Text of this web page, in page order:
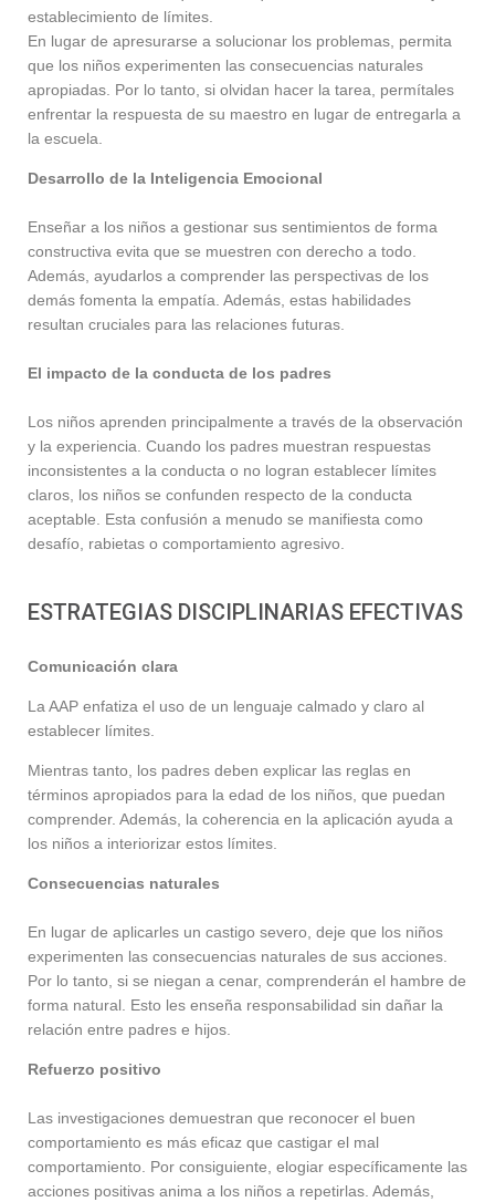
establecimiento de límites.
En lugar de apresurarse a solucionar los problemas, permita
que los niños experimenten las consecuencias naturales
apropiadas. Por lo tanto, si olvidan hacer la tarea, permítales
enfrentar la respuesta de su maestro en lugar de entregarla a
la escuela.
Desarrollo de la Inteligencia Emocional
Enseñar a los niños a gestionar sus sentimientos de forma
constructiva evita que se muestren con derecho a todo.
Además, ayudarlos a comprender las perspectivas de los
demás fomenta la empatía. Además, estas habilidades
resultan cruciales para las relaciones futuras.
El impacto de la conducta de los padres
Los niños aprenden principalmente a través de la observación
y la experiencia. Cuando los padres muestran respuestas
inconsistentes a la conducta o no logran establecer límites
claros, los niños se confunden respecto de la conducta
aceptable. Esta confusión a menudo se manifiesta como
desafío, rabietas o comportamiento agresivo.
ESTRATEGIAS DISCIPLINARIAS EFECTIVAS
Comunicación clara
La AAP enfatiza el uso de un lenguaje calmado y claro al
establecer límites.
Mientras tanto, los padres deben explicar las reglas en
términos apropiados para la edad de los niños, que puedan
comprender. Además, la coherencia en la aplicación ayuda a
los niños a interiorizar estos límites.
Consecuencias naturales
En lugar de aplicarles un castigo severo, deje que los niños
experimenten las consecuencias naturales de sus acciones.
Por lo tanto, si se niegan a cenar, comprenderán el hambre de
forma natural. Esto les enseña responsabilidad sin dañar la
relación entre padres e hijos.
Refuerzo positivo
Las investigaciones demuestran que reconocer el buen
comportamiento es más eficaz que castigar el mal
comportamiento. Por consiguiente, elogiar específicamente las
acciones positivas anima a los niños a repetirlas. Además,